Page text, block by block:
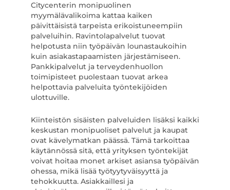
Citycenterin monipuolinen
myymälävalikoima kattaa kaiken
päivittäisistä tarpeista erikoistuneempiin
palveluihin. Ravintolapalvelut tuovat
helpotusta niin työpäivän lounastaukoihin
kuin asiakastapaamisten järjestämiseen.
Pankkipalvelut ja terveydenhuollon
toimipisteet puolestaan tuovat arkea
helpottavia palveluita työntekijöiden
ulottuville.
Kiinteistön sisäisten palveluiden lisäksi kaikki
keskustan monipuoliset palvelut ja kaupat
ovat kävelymatkan päässä. Tämä tarkoittaa
käytännössä sitä, että yrityksen työntekijät
voivat hoitaa monet arkiset asiansa työpäivän
ohessa, mikä lisää työtyytyväisyyttä ja
tehokkuutta. Asiakkaillesi ja